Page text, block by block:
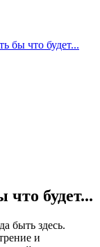
бы что будет...
что будет...
быть здесь.
и